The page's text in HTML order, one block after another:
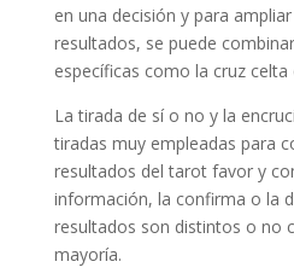
en una decisión y para
resultados, se puede
específicas como la cruz celta
La tirada de sí o no y la
tiradas muy empleadas para
resultados del tarot favor y
información, la confirma o la
resultados son distintos o no
mayoría.